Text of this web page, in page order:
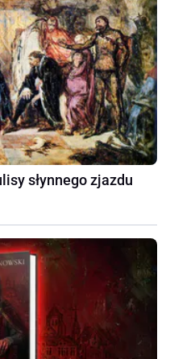
słynnego zjazdu